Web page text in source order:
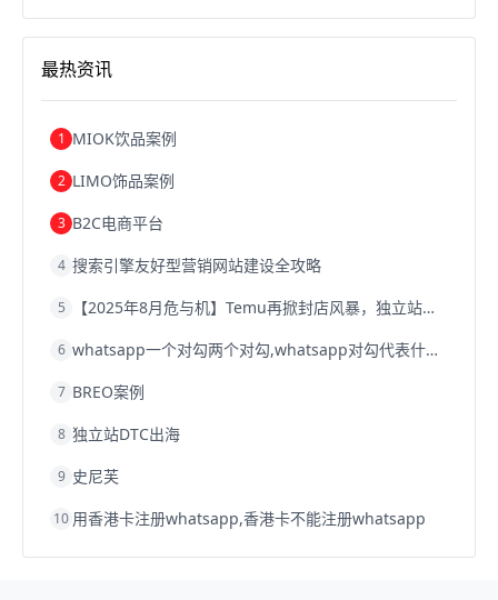
跨境电商关税
跨境电商建站
浙江跨境电商宁波跨境电商跨境电商的模式
跨境电商优势跨境电商的优势
最热资讯
1 MIOK饮品案例
2 LIMO饰品案例
3 B2C电商平台
4 搜索引擎友好型营销网站建设全攻略
5 【2025年8月危与机】Temu再掀封店风暴，独立站才是跨境卖家的避险通道
6 whatsapp一个对勾两个对勾,whatsapp对勾代表什么意思
7 BREO案例
8 独立站DTC出海
9 史尼芙
10 用香港卡注册whatsapp,香港卡不能注册whatsapp